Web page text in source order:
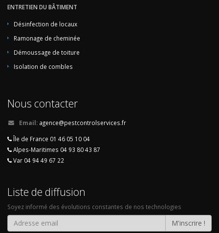
ENTRETIEN DU BÂTIMENT
Désinfection de locaux
Ramonage de cheminée
Démoussage de toiture
Isolation de combles
Nous contacter
Email: agence@pestcontrolservices.fr
Île de France 01 46 05 10 04
Alpes-Maritimes 04 93 80 43 87
Var 04 94 49 67 22
Liste de diffusion
Soyez informé des évolutions constantes de nos technologies
M'inscrire !